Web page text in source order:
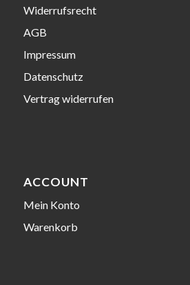
Widerrufsrecht
AGB
Impressum
Datenschutz
Vertrag widerrufen
ACCOUNT
Mein Konto
Warenkorb